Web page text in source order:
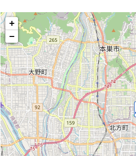
+
−